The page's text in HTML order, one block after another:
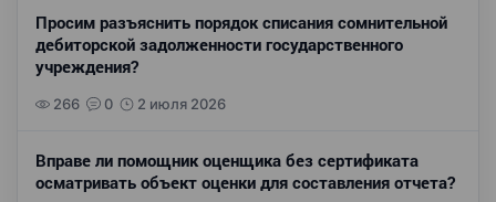
Просим разъяснить порядок списания сомнительной
дебиторской задолженности государственного
учреждения?
266 0 2 июля 2026
Вправе ли помощник оценщика без сертификата
осматривать объект оценки для составления отчета?